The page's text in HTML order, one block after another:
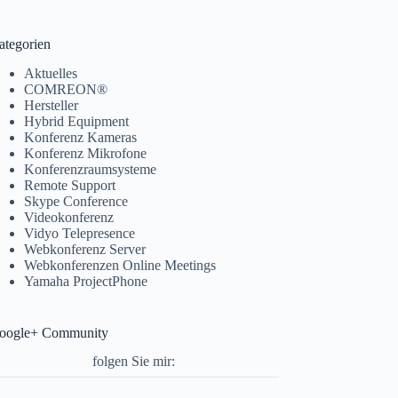
Aktuelles
COMREON®
Hersteller
Hybrid Equipment
Konferenz Kameras
Konferenz Mikrofone
Konferenzraumsysteme
Remote Support
Skype Conference
Videokonferenz
Vidyo Telepresence
Webkonferenz Server
Webkonferenzen Online Meetings
Yamaha ProjectPhone
Community
folgen Sie mir: